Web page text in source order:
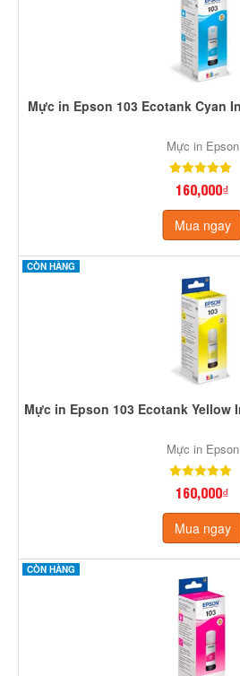
Mực in Epson 103 Ecotank Cyan
Mực in Epson
160,000₫
Mua ngay
CÒN HÀNG
Mực in Epson 103 Ecotank Yellow
Mực in Epson
160,000₫
Mua ngay
CÒN HÀNG